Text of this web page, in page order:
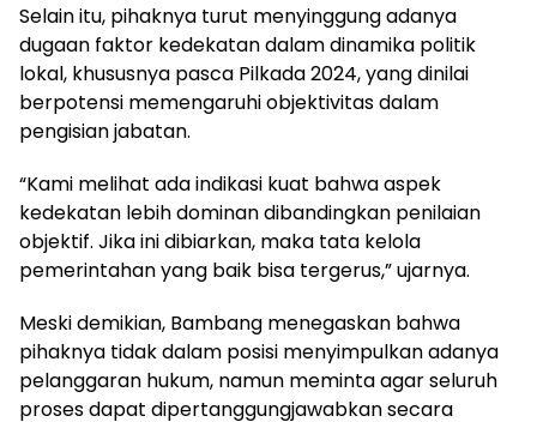
Selain itu, pihaknya turut menyinggung adanya
dugaan faktor kedekatan dalam dinamika politik
lokal, khususnya pasca Pilkada 2024, yang dinilai
berpotensi memengaruhi objektivitas dalam
pengisian jabatan.
“Kami melihat ada indikasi kuat bahwa aspek
kedekatan lebih dominan dibandingkan penilaian
objektif. Jika ini dibiarkan, maka tata kelola
pemerintahan yang baik bisa tergerus,” ujarnya.
Meski demikian, Bambang menegaskan bahwa
pihaknya tidak dalam posisi menyimpulkan adanya
pelanggaran hukum, namun meminta agar seluruh
proses dapat dipertanggungjawabkan secara